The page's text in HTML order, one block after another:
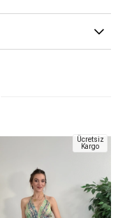
Ücretsiz
Kargo